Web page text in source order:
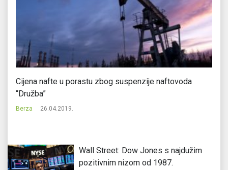
Cijena nafte u porastu zbog suspenzije naftovoda
“Družba”
Berza 26.04.2019.
Wall Street: Dow Jones s najdužim
pozitivnim nizom od 1987.